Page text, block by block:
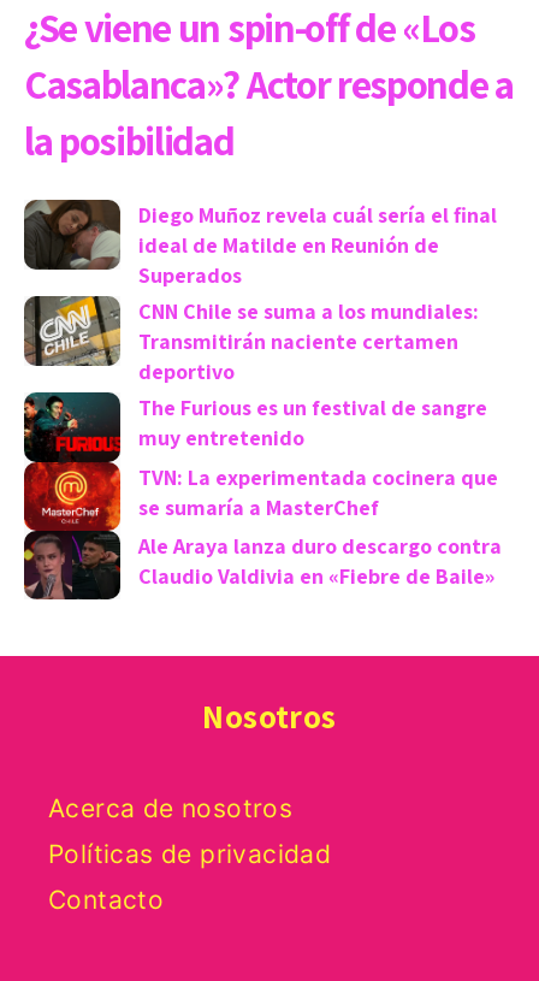
¿Se viene un spin-off de «Los
Casablanca»? Actor responde a
la posibilidad
Diego Muñoz revela cuál sería el final
ideal de Matilde en Reunión de
Superados
CNN Chile se suma a los mundiales:
Transmitirán naciente certamen
deportivo
The Furious es un festival de sangre
muy entretenido
TVN: La experimentada cocinera que
se sumaría a MasterChef
Ale Araya lanza duro descargo contra
Claudio Valdivia en «Fiebre de Baile»
Nosotros
Acerca de nosotros
Políticas de privacidad
Contacto